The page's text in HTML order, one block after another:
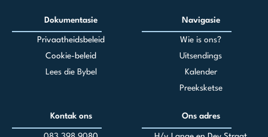
Dokumentasie
Privaatheidsbeleid
Cookie-beleid
Lees die Bybel
Navigasie
Wie is ons?
Uitsendings
Kalender
Preeksketse
Kontak ons Ons adres